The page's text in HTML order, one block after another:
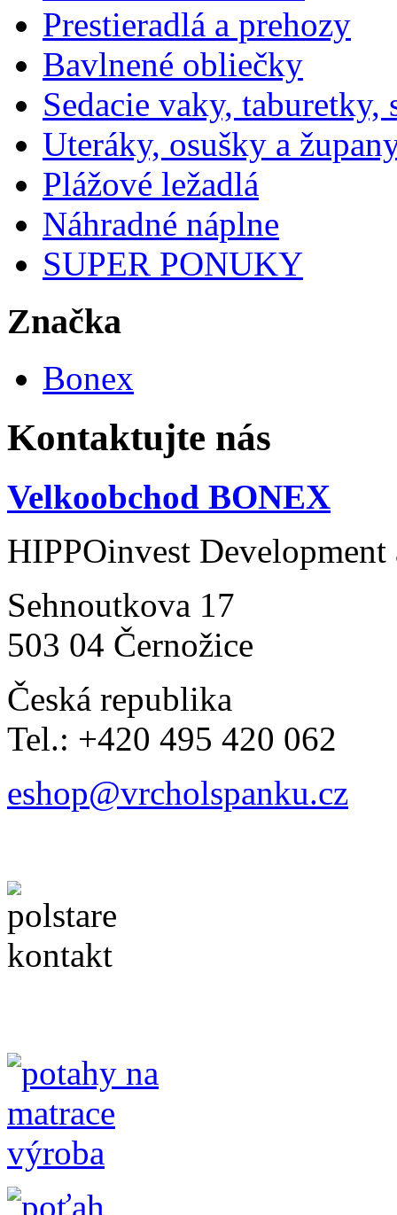
Prestieradlá a prehozy
Bavlnené obliečky
Sedacie vaky, taburetky,
Uteráky, osušky a
Plážové ležadlá
Náhradné náplne
SUPER PONUKY
Značka
Bonex
Kontaktujte nás
Velkoobchod BONEX
HIPPOinvest Development
Sehnoutkova 17
503 04 Černožice
Česká republika
Tel.: +420 495 420 062
eshop@vrcholspanku.cz